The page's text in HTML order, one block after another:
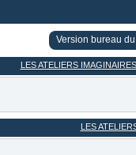
Version bureau
LES ATELIERS
LES